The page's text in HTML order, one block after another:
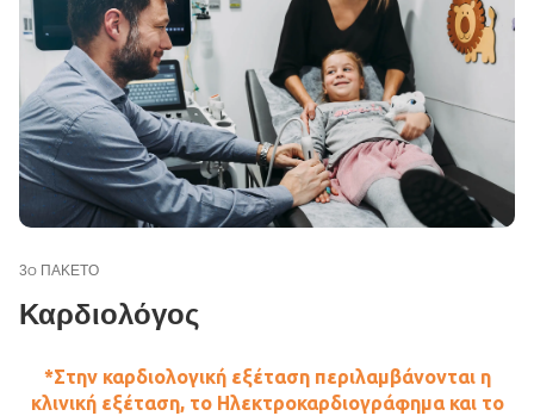
3Ο ΠΑΚΕΤΟ
Καρδιολόγος
*Στην καρδιολογική εξέταση περιλαμβάνονται η
κλινική εξέταση, το Ηλεκτροκαρδιογράφημα και το